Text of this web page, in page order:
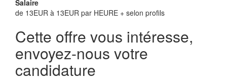
Salaire
de 13EUR à 13EUR par HEURE + selon profils
Cette offre vous intéresse,
envoyez-nous votre
candidature